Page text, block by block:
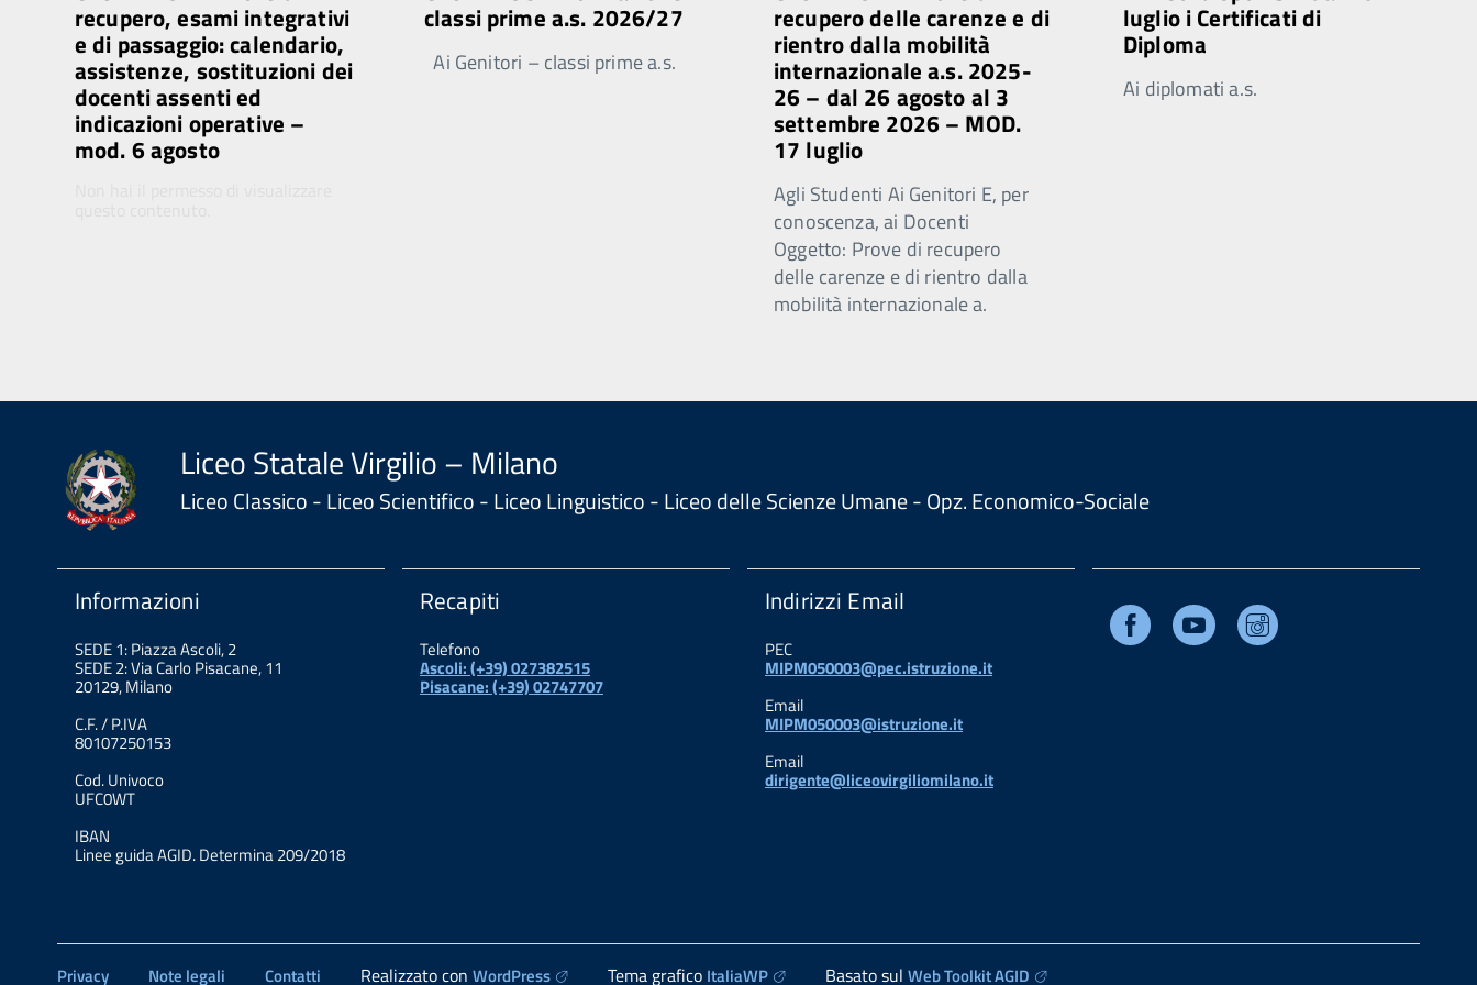
recupero, esami integrativi
e di passaggio: calendario,
assistenze, sostituzioni dei
docenti assenti ed
indicazioni operative –
mod. 6 agosto
classi prime a.s. 2026/27
Ai Genitori – classi prime a.s.
recupero delle carenze e di
rientro dalla mobilità
internazionale a.s. 2025-
26 – dal 26 agosto al 3
settembre 2026 – MOD.
17 luglio
Agli Studenti Ai Genitori E, per
conoscenza, ai Docenti
Oggetto: Prove di recupero
delle carenze e di rientro dalla
mobilità internazionale a.
luglio i Certificati di
Diploma
Ai diplomati a.s.
Liceo Statale Virgilio – Milano
Liceo Classico - Liceo Scientifico - Liceo Linguistico - Liceo delle Scienze Umane - Opz. Economico-Sociale
Informazioni
SEDE 1: Piazza Ascoli, 2
SEDE 2: Via Carlo Pisacane, 11
20129, Milano
C.F. / P.IVA
80107250153
Cod. Univoco
UFC0WT
IBAN
Linee guida AGID. Determina 209/2018
Recapiti
Telefono
Ascoli: (+39) 027382515
Pisacane: (+39) 02747707
Indirizzi Email
PEC
MIPM050003@pec.istruzione.it
Email
MIPM050003@istruzione.it
Email
dirigente@liceovirgiliomilano.it
Facebook Youtube
Privacy Note legali Contatti Realizzato con WordPress Tema grafico ItaliaWP Basato sul Web Toolkit AGID